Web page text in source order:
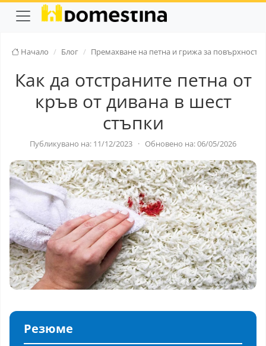
Начало Блог Премахване на петна и грижа за повърхностти
Как да отстраните петна от
кръв от дивана в шест
стъпки
Публикувано на: 11/12/2023 · Обновено на: 06/05/2026
Резюме